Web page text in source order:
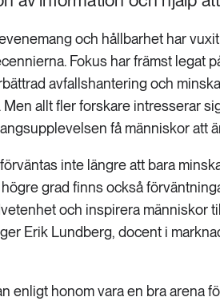
och hållbarhet har
Fokus har främst legat
avfallshantering och
Men allt fler forskare intresserar
få människor att
inte längre att bara
grad finns också
och inspirera människor
Erik Lundberg, docent i
enligt honom vara en bra arena